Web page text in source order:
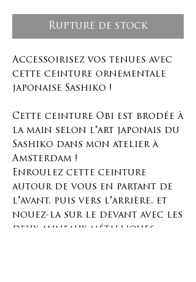
Rupture de stock
Accessoirisez vos tenues avec
cette ceinture ornementale
japonaise Sashiko !
Cette ceinture Obi est brodée à
la main selon l'art japonais du
Sashiko dans mon atelier à
Amsterdam !
Enroulez cette ceinture
autour de vous en partant de
l'avant, puis vers l'arrière, et
nouez-la sur le devant avec les
deux anneaux métalliques